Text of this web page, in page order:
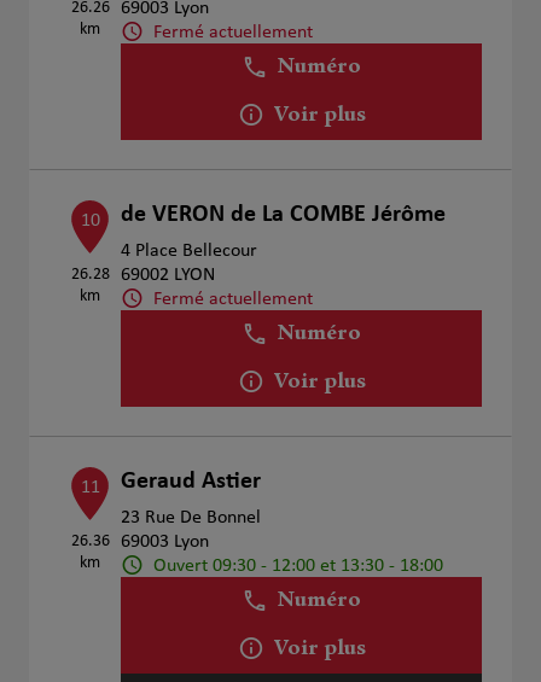
26.26
km
69003 Lyon
Fermé actuellement
Numéro
Voir plus
10
26.28
km
de VERON de La COMBE Jérôme
4 Place Bellecour
69002 LYON
Fermé actuellement
Numéro
Voir plus
11
26.36
km
Geraud Astier
23 Rue De Bonnel
69003 Lyon
Ouvert 09:30 - 12:00 et 13:30 - 18:00
Numéro
Voir plus